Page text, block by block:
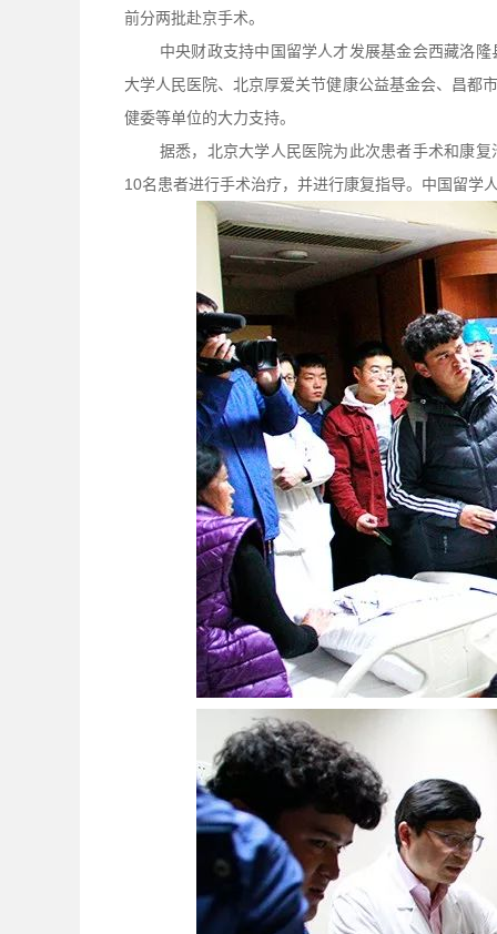
前分两批赴京手术。
中央财政支持中国留学人才发展基金会西藏洛
大学人民医院、北京厚爱关节健康公益基金会、昌都
健委等单位的大力支持。
据悉，北京大学人民医院为此次患者手术和康
10名患者进行手术治疗，并进行康复指导。中国留学